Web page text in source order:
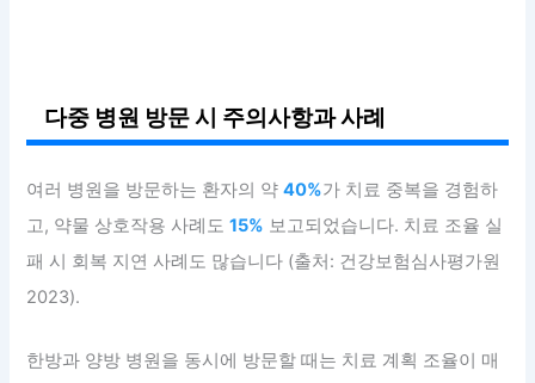
다중 병원 방문 시 주의사항과 사례
여러 병원을 방문하는 환자의 약40%가 치료 중복을 경험하
고, 약물 상호작용 사례도15% 보고되었습니다. 치료 조율 실
패 시 회복 지연 사례도 많습니다 (출처: 건강보험심사평가원
2023).
한방과 양방 병원을 동시에 방문할 때는 치료 계획 조율이 매